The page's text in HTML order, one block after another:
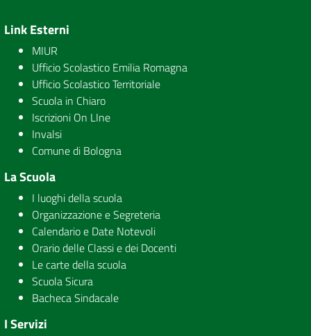
Link Esterni
MIUR
Ufficio Scolastico Emilia Romagna
Ufficio Scolastico Territoriale
Scuola in Chiaro
Iscrizioni On LIne
Invalsi
Comune di Bologna
La Scuola
I luoghi della scuola
Organizzazione e Segreteria
Calendario e Date Notevoli
Orario delle Classi e dei Docenti
Le carte della scuola
Scuola Sicura
Bacheca Sindacale
I Servizi